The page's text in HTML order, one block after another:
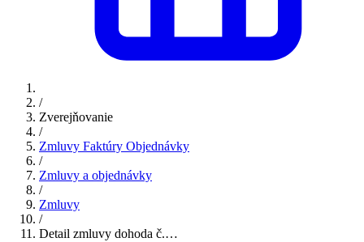
/
Zverejňovanie
/
Zmluvy Faktúry Objednávky
/
Zmluvy a objednávky
/
Zmluvy
/
Detail zmluvy dohoda č.…